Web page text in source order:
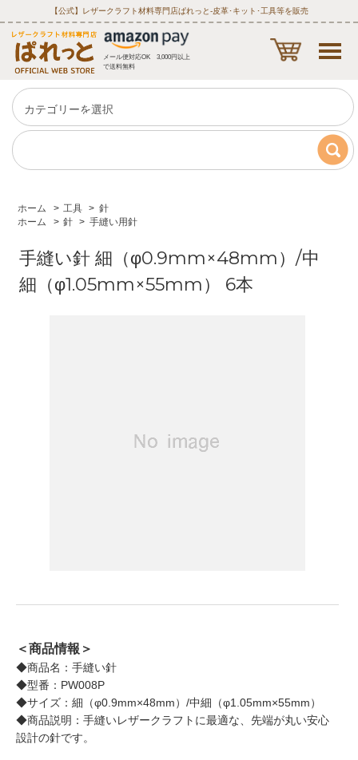
【公式】レザークラフト材料専門店ぱれっと‐皮革･キット･工具等を販売
メール便対応OK 3,000円以上
で送料無料
ホーム > 工具 > 針
ホーム
> 針 > 手縫い用針
手縫い針 細（φ0.9mm×48mm）/中
細（φ1.05mm×55mm） 6本
＜商品情報＞
◆商品名：手縫い針
◆型番：PW008P
◆サイズ：細（φ0.9mm×48mm）/中細（φ1.05mm×55mm）
◆商品説明：手縫いレザークラフトに最適な、先端が丸い安心
設計の針です。